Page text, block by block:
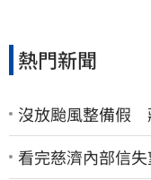
熱門新聞
沒放颱風整備假
看完慈濟內部信